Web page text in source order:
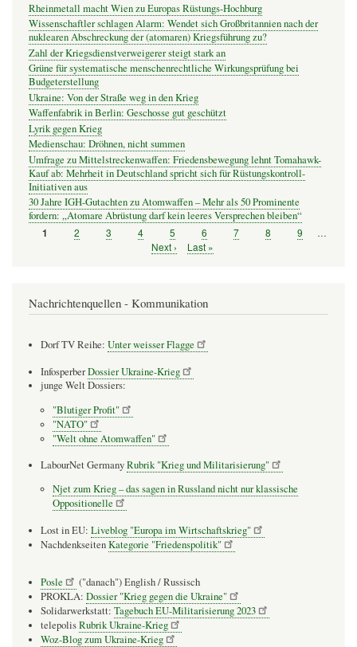
Rheinmetall macht Wien zu Europas Rüstungs-Hochburg
Wissenschaftler schlagen Alarm: Wendet sich Großbritannien nach der
nuklearen Abschreckung der (atomaren) Kriegsführung zu?
Zahl der Kriegsdienstverweigerer steigt stark an
Grüne für systematische menschenrechtliche Wirkungsprüfung bei
Budgeterstellung
Ukraine: Von der Straße weg in den Krieg
Waffenfabrik in Berlin: Geschosse gut geschützt
Lyrik gegen Krieg
Medienschau: Dröhnen, nicht summen
Umfrage zu Mittelstreckenwaffen: Friedensbewegung lehnt Tomahawk-
Kauf ab: Mehrheit in Deutschland spricht sich für Rüstungskontroll-
Initiativen aus
30 Jahre IGH-Gutachten zu Atomwaffen – Mehr als 50 Prominente
fordern: „Atomare Abrüstung darf kein leeres Versprechen bleiben“
Seitennummerierung
Seite
1 Seite
2 Seite
3 Seite
4 Seite
5 Seite
6 Seite
7 Seite
8 Seite
9
…
Nächste
Next ›
Letzte
Last »
Nachrichtenquellen - Kommunikation
Dorf TV Reihe: Unter weisser Flagge
InfosperberDossier Ukraine-Krieg
junge Welt Dossiers:
"Blutiger Profit"
"NATO"
"Welt ohne Atomwaffen"
LabourNet GermanyRubrik "Krieg und Militarisierung"
Njet zum Krieg – das sagen in Russland nicht nur klassische
Oppositionelle
Lost in EU: Liveblog "Europa im Wirtschaftskrieg"
NachdenkseitenKategorie "Friedenspolitik"
Posle
("danach") English / Russisch
PROKLA: Dossier "Krieg gegen die Ukraine"
Solidarwerkstatt: Tagebuch EU-Militarisierung 2023
telepolisRubrik Ukraine-Krieg
Woz-Blog zum Ukraine-Krieg